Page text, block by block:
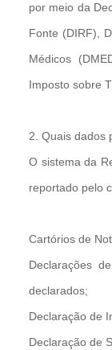
por meio da
Fonte (DIRF),
Médicos
Imposto sobre
2. Quais dados
O sistema da
reportado pelo
Cartórios de
Declarações
declarados;
Declaração de
Declaração de